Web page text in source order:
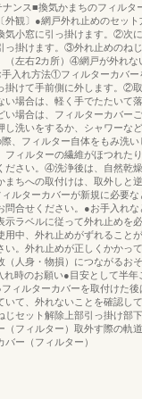
ンス■換気かまちのフィルタ
外観〕●網戸外れ止めのセット
気小窓に引っ掛けます。②次
っ掛けます。③外れ止めのね
（左右2カ所）④網戸が外れな
入れ方法①フィルターカバー
掛けて手前側に外します。②
い場合は、軽く手でたたいて
場合は、フィルターカバー
し洗いをするか、シャワーな
、フィルター自体をもみ洗い
フィルターの繊維がほつれた
ださい。④洗浄後は、自然乾
ちへの取付けは、取外しと
ルターカバーが新規に必要な
問合せください。●お手入れな
示ラベルに従って外れ止めを
用中、外れ止めがずれること
い。外れ止めが正しくかかっ
（人身・物損）につながるお
時のお願い●目安として半年
ィルターカバーを取付けた後
て、外れないことを確認して
じセット解除上部引っ掛け部
（フィルター）取外す際の軌
ー（フィルター）